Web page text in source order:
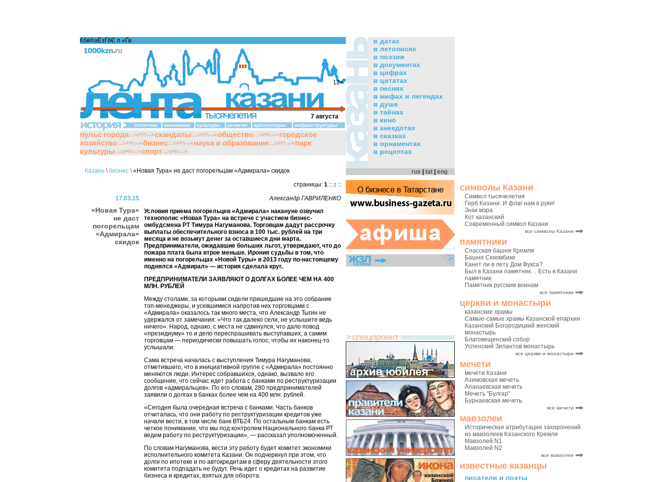
символы Казани
Символ тысячелетия
Герб Казани. И флаг нам в руки!
Знак мэра
Кот казанский
Современный символ Казани
все символы Казани
памятники
Спасская башня Кремля
Башня Сююмбике
Канет ли в лету Дом Фукса?
Был в Казани памятник… Есть в Казани
памятник
Памятник русским воинам
все памятники
церкви и монастыри
казанские храмы
Самые-самые храмы Казанской епархии
Казанский Богородицкий женский
монастырь
Благовещенский собор
Успенский Зилантов монастырь
все церкви и монастыри
мечети
мечети Казани
Азимовская мечеть
Апанаевская мечеть
Мечеть "Булгар"
Бурнаевская мечеть
все мечети
мавзолеи
Историческая атрибутация захоронений
из мавзолеев Казанского Кремля
Мавзолей N1
Мавзолей N2
все мавзолеи
известные казанцы
писатели и поэты
12+
€бв®аЁзҐбЄ п «Ґ­в
7 августа
политики экономики культуры религии архитектуры инфраструктуры
пульс города скандалы общество
городское
хозяйство
бизнес наука и образование
парк
культуры
спорт
Казань \ бизнес \«Новая Тура» не даст погорельцам «Адмирала» скидок
страницы: 1 :: 2 ::
17.03.15
«Новая Тура»
не даст
погорельцам
«Адмирала»
скидок
Александр ГАВРИЛЕНКО
Условия приема погорельцев «Адмирала» накануне озвучил
технополис «Новая Тура» на встрече с участием бизнес-
омбудсмена РТ Тимура Нагуманова. Торговцам дадут рассрочку
выплаты обеспечительного взноса в 100 тыс. рублей на три
месяца и не возьмут денег за оставшиеся дни марта.
Предприниматели, ожидавшие больших льгот, утверждают, что до
пожара плата была втрое меньше. Ирония судьбы в том, что
именно на погорельцах «Новой Туры» в 2013 году по-настоящему
поднялся «Адмирал» — история сделала круг.
ПРЕДПРИНИМАТЕЛИ ЗАЯВЛЯЮТ О ДОЛГАХ БОЛЕЕ ЧЕМ НА 400
МЛН. РУБЛЕЙ
Между столами, за которыми сидели пришедшие на это собрание
топ-менеджеры, и усевшимися напротив них торговцами с
«Адмирала» оказалось так много места, что Александр Тыгин не
удержался от замечания: «Что так далеко сели, не услышите ведь
ничего». Народ, однако, с места не сдвинулся, что дало повод
«президиуму» то и дело переспрашивать выступавших, а самим
торговцам — периодически повышать голос, чтобы их наконец-то
услышали.
Сама встреча началась с выступления Тимура Нагуманова,
отметившего, что в инициативной группе с «Адмирала» постоянно
меняются люди. Интерес собравшихся, однако, вызвало его
сообщение, что сейчас идет работа с банками по реструктуризации
долгов «адмиральцев». По его словам, 280 предпринимателей
заявили о долгах в банках более чем на 400 млн. рублей.
«Сегодня была очередная встреча с банками. Часть банков
отчиталась, что они работу по реструктуризации кредитов уже
начали вести, в том числе банк ВТБ24. По остальным банкам есть
четкое понимание, что мы под контролем Национального банка РТ
ведем работу по реструктуризации», — рассказал уполномоченный.
По словам Нагуманова, вести эту работу будет комитет экономики
исполнительного комитета Казани. Он подчеркнул при этом, что
долги по ипотеке и по автокредитам в сферу деятельности этого
комитета подпадать не будут. Речь идет о кредитах на развитие
бизнеса и кредитах, взятых для оборота.
в датах
в летописях
в поэзии
в документах
в цифрах
в цитатах
в песнях
в мифах и легендах
в душе
в тайнах
в кино
в анекдотах
в сказках
в орнаментах
в рецептах
rus tat eng